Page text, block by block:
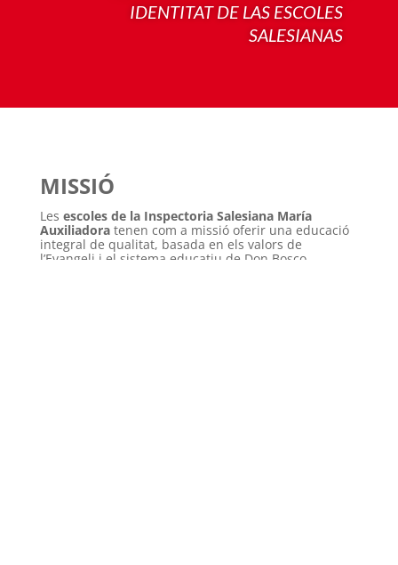
IDENTITAT DE LAS ESCOLES
SALESIANAS
MISSIÓ
Les escoles de la Inspectoria Salesiana María
Auxiliadoratenen com a missió oferir una educació
integral de qualitat, basada en els valors de
l’Evangeli i el sistema educatiu de Don Bosco,